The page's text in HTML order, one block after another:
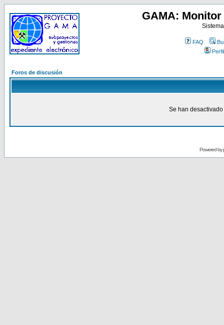
GAMA:
FAQ
Perfil
Foros de discusión
Se han
Powered by